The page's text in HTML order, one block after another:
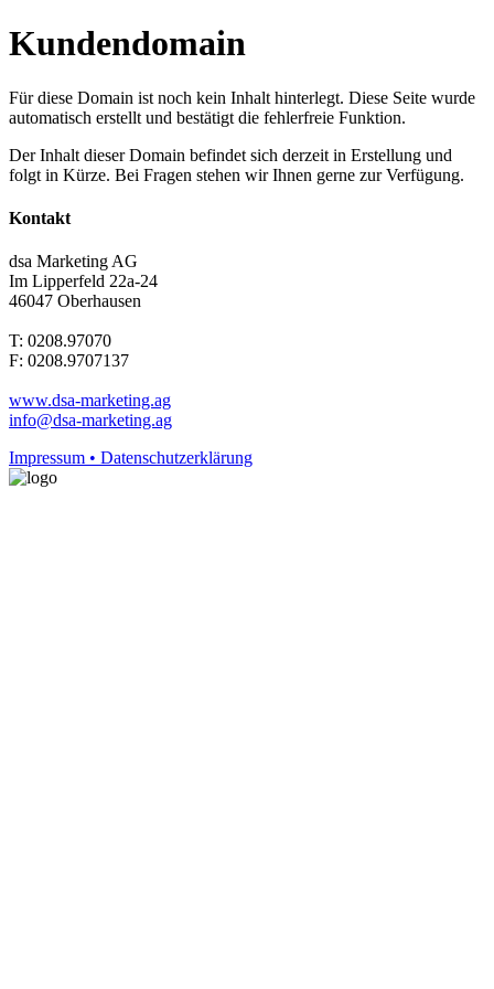
Kundendomain
Für diese Domain ist noch kein Inhalt hinterlegt. Diese Seite wurde
automatisch erstellt und bestätigt die fehlerfreie Funktion.
Der Inhalt dieser Domain befindet sich derzeit in Erstellung und
folgt in Kürze. Bei Fragen stehen wir Ihnen gerne zur Verfügung.
Kontakt
dsa Marketing AG
Im Lipperfeld 22a-24
46047 Oberhausen
T: 0208.97070
F: 0208.9707137
www.dsa-marketing.ag
info@dsa-marketing.ag
Impressum • Datenschutzerklärung